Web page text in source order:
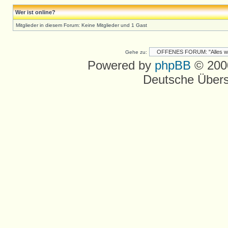
Wer ist online?
Mitglieder in diesem Forum: Keine Mitglieder und 1 Gast
Gehe zu:
Powered by phpBB ©
Deutsche